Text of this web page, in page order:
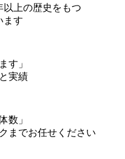
以上の歴史をもつ
ます
す」
実績
数」
までお任せください